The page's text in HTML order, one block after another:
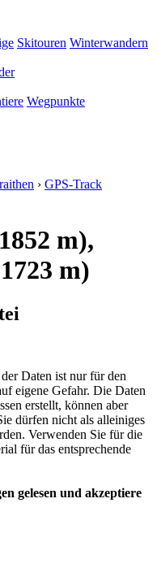
Skitouren Winterwandern
Wegpunkte
› GPS-Track
m),
m)
Daten ist nur für den
eigene Gefahr. Die Daten
erstellt, können aber
dürfen nicht als alleiniges
Verwenden Sie für die
für das entsprechende
gelesen und akzeptiere